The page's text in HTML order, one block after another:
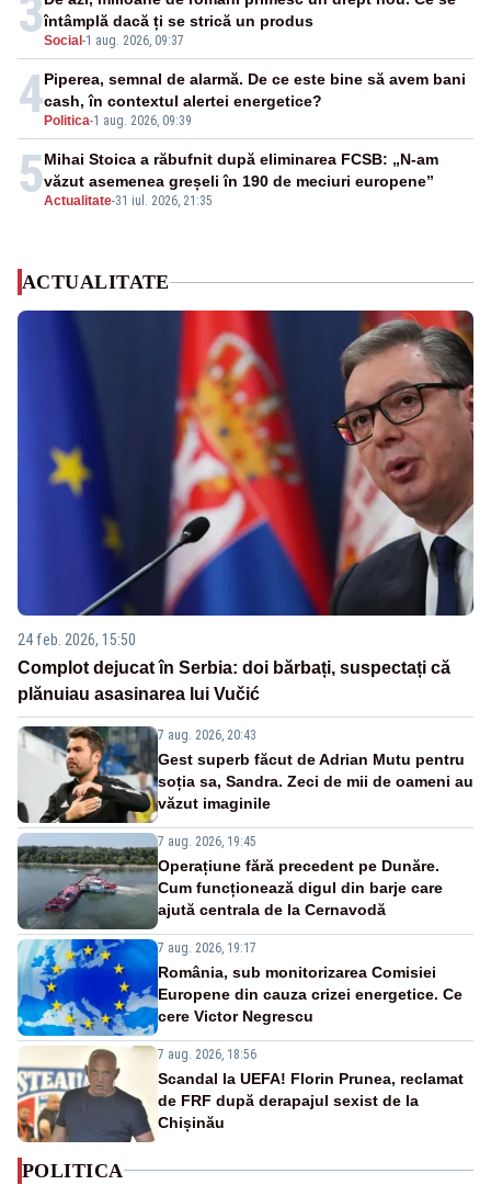
3Social -1 aug. 2026, 09:37
întâmplă dacă ți se strică un produs
4 Politica-1 aug. 2026, 09:39
Piperea, semnal de alarmă. De ce este bine să avem bani
cash, în contextul alertei energetice?
5Actualitate-31 iul. 2026, 21:35
Mihai Stoica a răbufnit după eliminarea FCSB: „N-am
văzut asemenea greșeli în 190 de meciuri europene”
ACTUALITATE
24 feb. 2026, 15:50
Complot dejucat în Serbia: doi bărbați, suspectați că
plănuiau asasinarea lui Vučić
7 aug. 2026, 20:43
Gest superb făcut de Adrian Mutu pentru
soția sa, Sandra. Zeci de mii de oameni au
văzut imaginile
7 aug. 2026, 19:45
Operațiune fără precedent pe Dunăre.
Cum funcționează digul din barje care
ajută centrala de la Cernavodă
7 aug. 2026, 19:17
România, sub monitorizarea Comisiei
Europene din cauza crizei energetice. Ce
cere Victor Negrescu
7 aug. 2026, 18:56
Scandal la UEFA! Florin Prunea, reclamat
de FRF după derapajul sexist de la
Chișinău
POLITICA